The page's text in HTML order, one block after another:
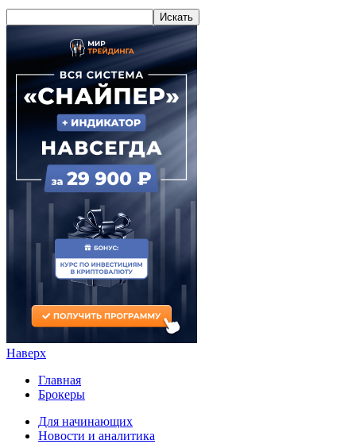
Наверх
Главная
Брокеры
Для начинающих
Новости и аналитика